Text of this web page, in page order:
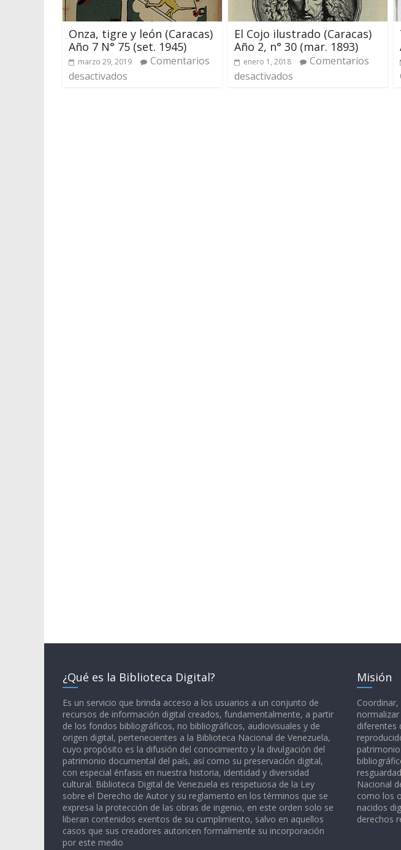
Onza, tigre y león (Caracas)
Año 7 N° 75 (set. 1945)
marzo 29, 2019
Comentarios
desactivados
El Cojo ilustrado (Caracas)
Año 2, n° 30 (mar. 1893)
enero 1, 2018
Comentarios
desactivados
¿Qué es la Biblioteca Digital?
Es un servicio que brinda acceso a los usuarios a un conjunto de
recursos de información digital creados, fundamentalmente, a partir
de los fondos bibliográficos, no bibliográficos, audiovisuales y de
origen digital, pertenecientes a la Biblioteca Nacional de Venezuela,
cuyo propósito es la difusión del conocimiento y la divulgación del
patrimonio documental del país, así como su preservación digital,
con especial énfasis en nuestra historia, identidad y diversidad
cultural. Biblioteca Digital de Venezuela es respetuosa de la Ley
sobre el Derecho de Autor y su reglamento en los términos que se
expresa la protección de las obras de ingenio, en este orden solo se
liberan contenidos exentos de su cumplimiento, salvo en aquellos
casos que sus creadores autoricen formalmente su incorporación
por este medio
Misión
diferentes
Nacional
como los
nacidos
derechos